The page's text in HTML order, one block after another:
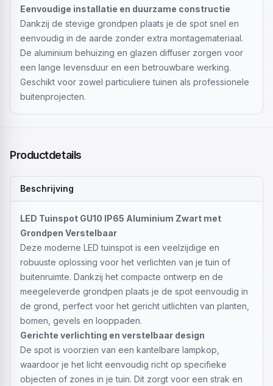
Eenvoudige installatie en duurzame constructie
Dankzij de stevige grondpen plaats je de spot snel en
eenvoudig in de aarde zonder extra montagemateriaal.
De aluminium behuizing en glazen diffuser zorgen voor
een lange levensduur en een betrouwbare werking.
Geschikt voor zowel particuliere tuinen als professionele
buitenprojecten.
Productdetails
Beschrijving
LED Tuinspot GU10 IP65 Aluminium Zwart met
Grondpen Verstelbaar
Deze moderne LED tuinspot is een veelzijdige en
robuuste oplossing voor het verlichten van je tuin of
buitenruimte. Dankzij het compacte ontwerp en de
meegeleverde grondpen plaats je de spot eenvoudig in
de grond, perfect voor het gericht uitlichten van planten,
bomen, gevels en looppaden.
Gerichte verlichting en verstelbaar design
De spot is voorzien van een kantelbare lampkop,
waardoor je het licht eenvoudig richt op specifieke
objecten of zones in je tuin. Dit zorgt voor een strak en